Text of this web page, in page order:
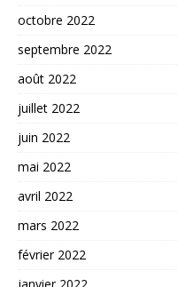
octobre 2022
septembre 2022
août 2022
juillet 2022
juin 2022
mai 2022
avril 2022
mars 2022
février 2022
janvier 2022